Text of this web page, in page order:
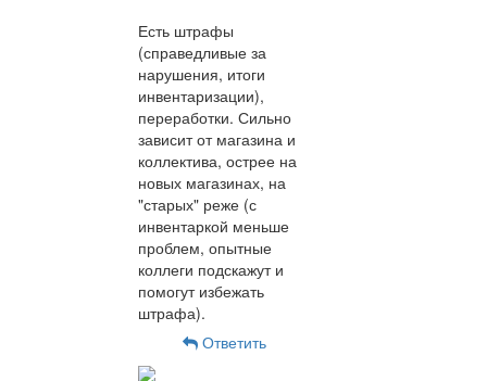
Есть штрафы
(справедливые за
нарушения, итоги
инвентаризации),
переработки. Сильно
зависит от магазина и
коллектива, острее на
новых магазинах, на
"старых" реже (с
инвентаркой меньше
проблем, опытные
коллеги подскажут и
помогут избежать
штрафа).
Ответить